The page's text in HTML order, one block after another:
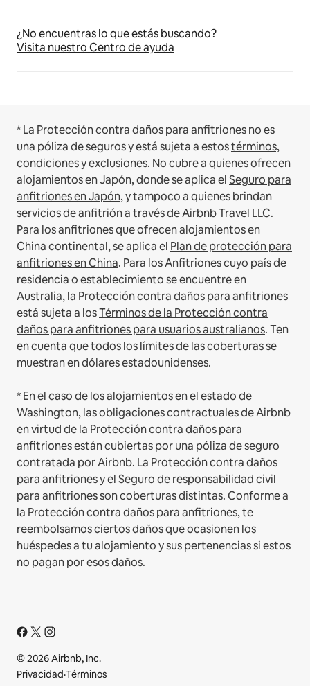
¿No encuentras lo que estás buscando?
Visita nuestro Centro de ayuda
* La Protección contra daños para anfitriones no es
una póliza de seguros y está sujeta a estostérminos,
condiciones y exclusiones. No cubre a quienes ofrecen
alojamientos en Japón, donde se aplica elSeguro para
anfitriones en Japón, y tampoco a quienes brindan
servicios de anfitrión a través de Airbnb Travel LLC.
Para los anfitriones que ofrecen alojamientos en
China continental, se aplica el Plan de protección para
anfitriones en China. Para los Anfitriones cuyo país de
residencia o establecimiento se encuentre en
Australia, la Protección contra daños para anfitriones
está sujeta a losTérminos de la Protección contra
daños para anfitriones para usuarios australianos. Ten
en cuenta que todos los límites de las coberturas se
muestran en dólares estadounidenses.
* En el caso de los alojamientos en el estado de
Washington, las obligaciones contractuales de Airbnb
en virtud de la Protección contra daños para
anfitriones están cubiertas por una póliza de seguro
contratada por Airbnb. La Protección contra daños
para anfitriones y el Seguro de responsabilidad civil
para anfitriones son coberturas distintas. Conforme a
la Protección contra daños para anfitriones, te
reembolsamos ciertos daños que ocasionen los
huéspedes a tu alojamiento y sus pertenencias si estos
no pagan por esos daños.
© 2026 Airbnb, Inc.
Privacidad·Términos